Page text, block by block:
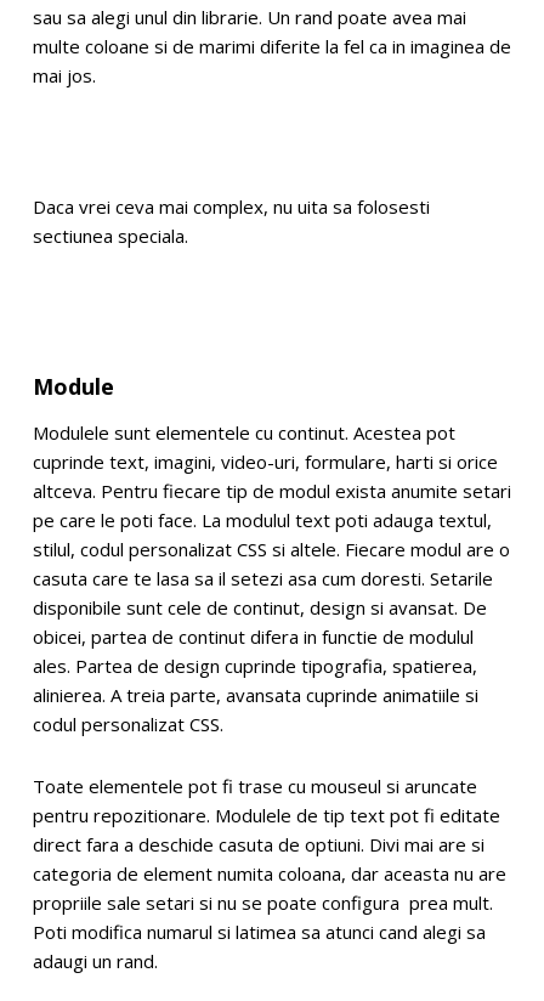
sau sa alegi unul din librarie. Un rand poate avea mai
multe coloane si de marimi diferite la fel ca in imaginea de
mai jos.
Daca vrei ceva mai complex, nu uita sa folosesti
sectiunea speciala.
Module
Modulele sunt elementele cu continut. Acestea pot
cuprinde text, imagini, video-uri, formulare, harti si orice
altceva. Pentru fiecare tip de modul exista anumite setari
pe care le poti face. La modulul text poti adauga textul,
stilul, codul personalizat CSS si altele. Fiecare modul are o
casuta care te lasa sa il setezi asa cum doresti. Setarile
disponibile sunt cele de continut, design si avansat. De
obicei, partea de continut difera in functie de modulul
ales. Partea de design cuprinde tipografia, spatierea,
alinierea. A treia parte, avansata cuprinde animatiile si
codul personalizat CSS.
Toate elementele pot fi trase cu mouseul si aruncate
pentru repozitionare. Modulele de tip text pot fi editate
direct fara a deschide casuta de optiuni. Divi mai are si
categoria de element numita coloana, dar aceasta nu are
propriile sale setari si nu se poate configura prea mult.
Poti modifica numarul si latimea sa atunci cand alegi sa
adaugi un rand.